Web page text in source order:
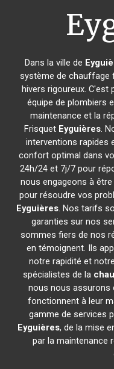
Dans la ville de
système de chauffage
hivers rigoureux.
équipe de plombiers
maintenance et la
Frisquet Eyguières.
interventions rapides
confort optimal dans
24h/24 et 7j/7 pour
nous engageons à
pour résoudre vos
Eyguières. Nos tarifs
garanties sur nos
sommes fiers de nos
en témoignent. Ils
notre rapidité et
spécialistes de la
nous nous assurons
fonctionnent à leur
gamme de services
Eyguières, de la mise
par la maintenance